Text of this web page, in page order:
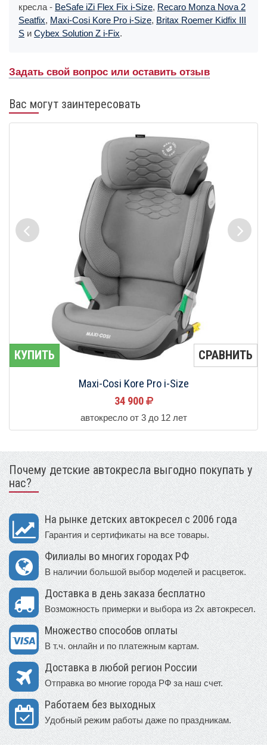
кресла - BeSafe iZi Flex Fix i-Size, Recaro Monza Nova 2
Seatfix, Maxi-Cosi Kore Pro i-Size, Britax Roemer Kidfix III
S и Cybex Solution Z i-Fix.
Задать свой вопрос или оставить отзыв
Вас могут заинтересовать
КУПИТЬ СРАВНИТЬ
Maxi-Cosi Kore Pro i-Size
34 900
автокресло от 3 до 12 лет
Почему детские автокресла выгодно покупать у
нас?
На рынке детских автокресел с 2006 года
Гарантия и сертификаты на все товары.
Филиалы во многих городах РФ
В наличии большой выбор моделей и расцветок.
Доставка в день заказа бесплатно
Возможность примерки и выбора из 2х автокресел.
Множество способов оплаты
В т.ч. онлайн и по платежным картам.
Доставка в любой регион России
Отправка во многие города РФ за наш счет.
Работаем без выходных
Удобный режим работы даже по праздникам.